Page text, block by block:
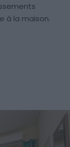
à la maison.